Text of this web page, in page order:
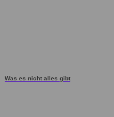
Was es nicht alles gibt